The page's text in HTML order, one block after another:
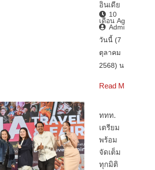
อินเดีย
10
เดือน Ago
Admin2
วันนี้ (7
ตุลาคม
2568) นา…
Read More
ททท.
เตรียม
พร้อม
จัดเต็ม
ทุกมิติ